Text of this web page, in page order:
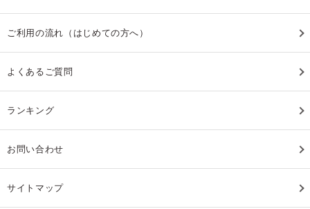
ご利用の流れ（はじめての方へ）
よくあるご質問
ランキング
お問い合わせ
サイトマップ